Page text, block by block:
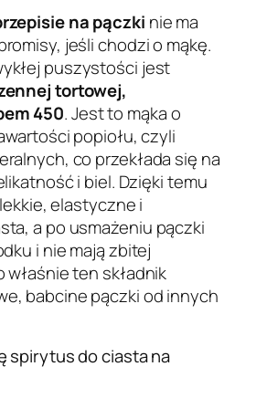
na pączki nie ma
jeśli chodzi o mąkę.
puszystości jest
tortowej,
450. Jest to mąka o
popiołu, czyli
co przekłada się na
i biel. Dzięki temu
elastyczne i
a po usmażeniu pączki
i nie mają zbitej
ten składnik
babcine pączki od innych
spirytus do ciasta na